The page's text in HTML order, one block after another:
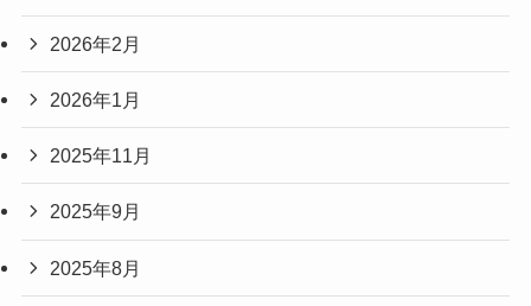
2026年2月
2026年1月
2025年11月
2025年9月
2025年8月